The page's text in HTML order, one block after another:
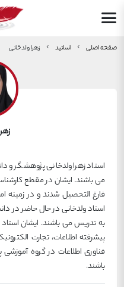
صفحه اصلی اساتید زهرا ولدخانی
استاد زهرا ولدخانی پژوهشگر و
می باشند. ایشان در مقطع
فارغ التحصیل شدند و در
استاد ولدخانی در حال حاضر در
به تدریس می باشند. ایشان
پیشرفته اطلاعات، تجارت
فناوری اطلاعات در گروه
باشند.